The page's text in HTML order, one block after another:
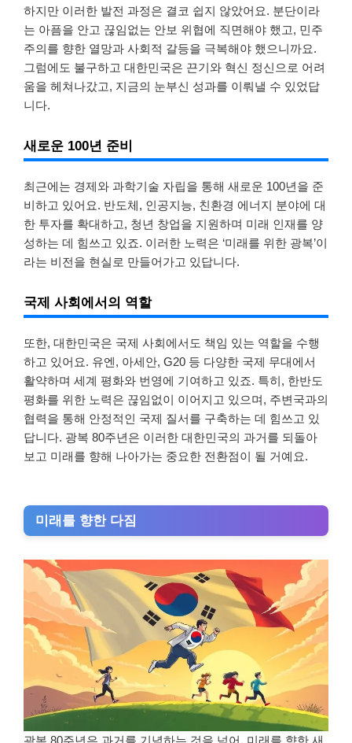
하지만 이러한 발전 과정은 결코 쉽지 않았어요. 분단이라
는 아픔을 안고 끊임없는 안보 위협에 직면해야 했고, 민주
주의를 향한 열망과 사회적 갈등을 극복해야 했으니까요.
그럼에도 불구하고 대한민국은 끈기와 혁신 정신으로 어려
움을 헤쳐나갔고, 지금의 눈부신 성과를 이뤄낼 수 있었답
니다.
새로운 100년 준비
최근에는 경제와 과학기술 자립을 통해 새로운 100년을 준
비하고 있어요. 반도체, 인공지능, 친환경 에너지 분야에 대
한 투자를 확대하고, 청년 창업을 지원하며 미래 인재를 양
성하는 데 힘쓰고 있죠. 이러한 노력은 ‘미래를 위한 광복’이
라는 비전을 현실로 만들어가고 있답니다.
국제 사회에서의 역할
또한, 대한민국은 국제 사회에서도 책임 있는 역할을 수행
하고 있어요. 유엔, 아세안, G20 등 다양한 국제 무대에서
활약하며 세계 평화와 번영에 기여하고 있죠. 특히, 한반도
평화를 위한 노력은 끊임없이 이어지고 있으며, 주변국과의
협력을 통해 안정적인 국제 질서를 구축하는 데 힘쓰고 있
답니다. 광복 80주년은 이러한 대한민국의 과거를 되돌아
보고 미래를 향해 나아가는 중요한 전환점이 될 거예요.
미래를 향한 다짐